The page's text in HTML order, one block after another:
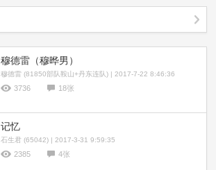
穆德雷（穆晔男）
穆德雷 (81850部队鞍山+丹东连队) | 2017-7-22 8:46:36
3736 18张
记忆
石生君 (65042) | 2017-3-31 9:59:35
2385 4张